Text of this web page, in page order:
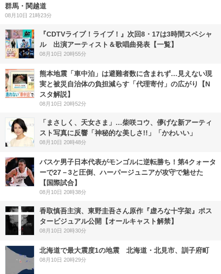
群馬・関越道
08月10日 21時23分
『CDTVライブ！ライブ！』次回8・17は3時間スペシャ
ル 出演アーティスト＆歌唱曲発表【一覧】
08月10日 20時55分
熊本地震「車中泊」は避難者数に含まれず…見えない現
実と被災自治体の負担減らす「代理寄付」の広がり【N
スタ解説】
08月10日 20時52分
「まさしく、天女さま」…柴咲コウ、儚げな新アーティ
スト写真に反響「神秘的な美しさ!!」「かわいい」
08月10日 20時48分
バスケ男子日本代表がモンゴルに逆転勝ち！第4クォータ
ーで27－3と圧倒、ハーパージュニアが攻守で魅せた
【国際試合】
08月10日 20時38分
香取慎吾主演、東野圭吾さん原作『虚ろな十字架』ポス
タービジュアル公開【オールキャスト解禁】
08月10日 20時30分
北海道で最大震度1の地震 北海道・北見市、訓子府町
08月10日 20時29分